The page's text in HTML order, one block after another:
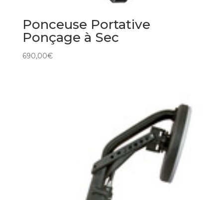
Ponceuse Portative
Ponçage à Sec
690,00€